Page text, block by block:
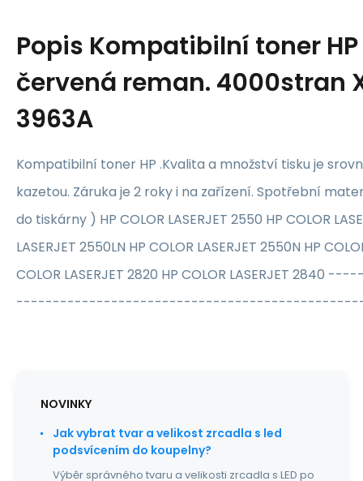
Popis Kompatibilní toner HP
červená reman. 4000stran
3963A
Kompatibilní toner HP .Kvalita a množství tisku je
kazetou. Záruka je 2 roky i na zařízení. Spotřební
do tiskárny ) HP COLOR LASERJET 2550 HP COLOR
LASERJET 2550LN HP COLOR LASERJET 2550N HP
COLOR LASERJET 2820 HP COLOR LASERJET
NOVINKY
Jak vybrat tvar a velikost zrcadla s led
podsvícením do koupelny?
Výběr správného tvaru a velikosti zrcadla s LED po